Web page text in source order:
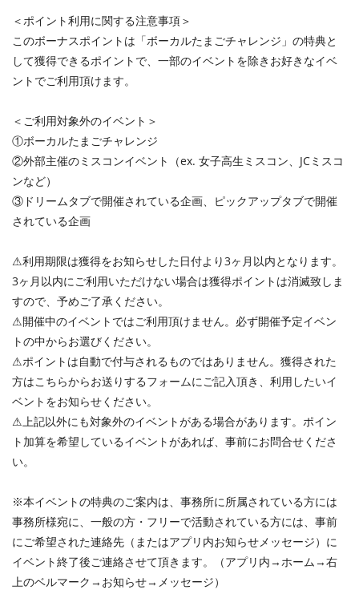
＜ポイント利用に関する注意事項＞
このボーナスポイントは「ボーカルたまごチャレンジ」の特典と
して獲得できるポイントで、一部のイベントを除きお好きなイベ
ントでご利用頂けます。
＜ご利用対象外のイベント＞
①ボーカルたまごチャレンジ
②外部主催のミスコンイベント（ex. 女子高生ミスコン、JCミスコ
ンなど）
③ドリームタブで開催されている企画、ピックアップタブで開催
されている企画
⚠︎利用期限は獲得をお知らせした日付より3ヶ月以内となります。
3ヶ月以内にご利用いただけない場合は獲得ポイントは消滅致しま
すので、予めご了承ください。
⚠︎開催中のイベントではご利用頂けません。必ず開催予定イベン
トの中からお選びください。
⚠︎ポイントは自動で付与されるものではありません。獲得された
方はこちらからお送りするフォームにご記入頂き、利用したいイ
ベントをお知らせください。
⚠︎上記以外にも対象外のイベントがある場合があります。ポイン
ト加算を希望しているイベントがあれば、事前にお問合せくださ
い。
※本イベントの特典のご案内は、事務所に所属されている方には
事務所様宛に、一般の方・フリーで活動されている方には、事前
にご希望された連絡先（またはアプリ内お知らせメッセージ）に
イベント終了後ご連絡させて頂きます。（アプリ内→ホーム→右
上のベルマーク→お知らせ→メッセージ）